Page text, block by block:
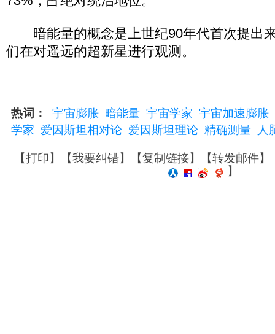
暗能量的概念是上世纪90年代首次提出
们在对遥远的超新星进行观测。
热词： 宇宙膨胀 暗能量 宇宙学家 宇宙加速膨胀
学家 爱因斯坦相对论 爱因斯坦理论 精确测量 人
【打印】【我要纠错】【复制链接】【转发邮件】
】